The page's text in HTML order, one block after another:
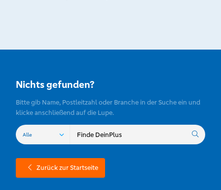
Nichts gefunden?
Bitte gib Name, Postleitzahl oder Branche in der Suche ein und
klicke anschließend auf die Lupe.
Zurück zur Startseite